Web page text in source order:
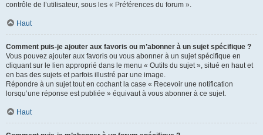
contrôle de l’utilisateur, sous les « Préférences du forum ».
Haut
Comment puis-je ajouter aux favoris ou m’abonner à un sujet spécifique ?
Vous pouvez ajouter aux favoris ou vous abonner à un sujet spécifique en
cliquant sur le lien approprié dans le menu « Outils du sujet », situé en haut et
en bas des sujets et parfois illustré par une image.
Répondre à un sujet tout en cochant la case « Recevoir une notification
lorsqu’une réponse est publiée » équivaut à vous abonner à ce sujet.
Haut